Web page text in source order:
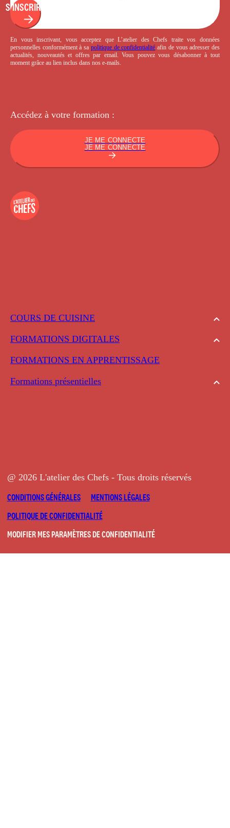
COURS DE CUISINE
FORMATIONS DIGITALES
FORMATIONS EN APPRENTISSAGE
Formations présentielles
S'INSCRIRE
En vous inscrivant, vous acceptez que L’atelier des Chefs traite vos données
personnelles conformément à sa politique de confidentialité afin de vous adresser des
actualités, nouveautés et offres par email. Vous pouvez vous désabonner à tout
moment grâce au lien inclus dans nos e-mails.
Accédez à votre formation :
JE ME CONNECTE
JE ME CONNECTE
@ 2026 L'atelier des Chefs - Tous droits réservés
CONDITIONS GÉNÉRALES
MENTIONS LÉGALES
POLITIQUE DE CONFIDENTIALITÉ
MODIFIER MES PARAMÈTRES DE CONFIDENTIALITÉ